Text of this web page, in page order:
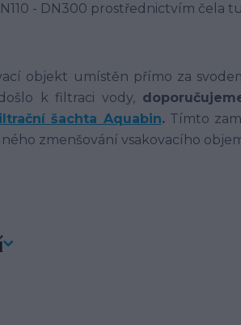
- DN300 prostřednictvím čela
objekt umístěn přímo za
k filtraci vody,
šachta Aquabin.Tímto
zmenšování vsakovacího